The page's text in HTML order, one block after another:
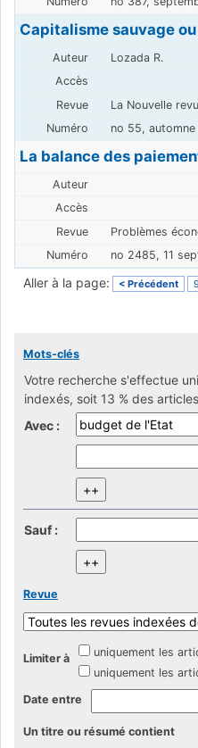
Capitalisme sauvage
Lozada R.
La Nouvelle
no 55, automne
La balance des
Problèmes
no 2485, 11
Aller à la page: < Précédent
Mots-clés
Votre recherche s'effectue
indexés, soit 13 % des
Avec :
Sauf :
Revue
Limiter à uniquement les
uniquement les
Date entre
Un titre ou résumé contient